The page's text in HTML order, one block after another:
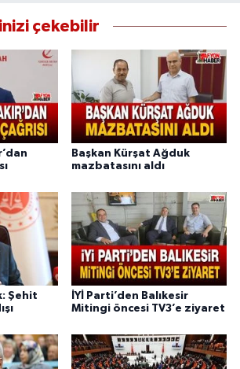
çekebilir
Başkan Kürşat Ağduk
mazbatasını aldı
Şehit
İYİ Parti’den Balıkesir
Mitingi öncesi TV3’e ziyaret